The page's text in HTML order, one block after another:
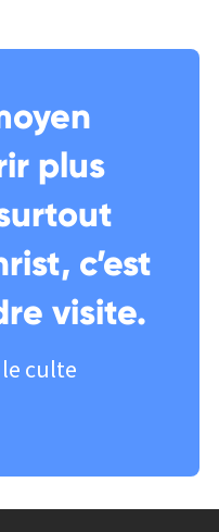
plus
c’est
visite.
culte